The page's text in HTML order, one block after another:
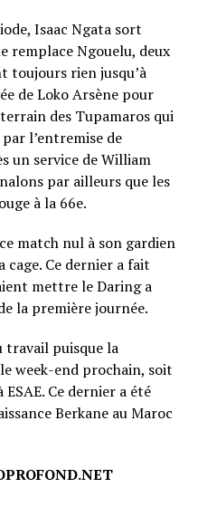
Isaac Ngata sort
remplace Ngouelu, deux
toujours rien jusqu’à
de Loko Arsène pour
des Tupamaros qui
l’entremise de
un service de William
par ailleurs que les
à la 66e.
match nul à son gardien
cage. Ce dernier a fait
mettre le Daring a
la première journée.
travail puisque la
week-end prochain, soit
Ce dernier a été
Berkane au Maroc